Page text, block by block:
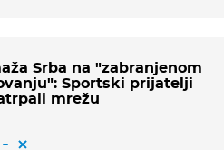
Srba na "zabranjenom
Sportski prijatelji
mrežu